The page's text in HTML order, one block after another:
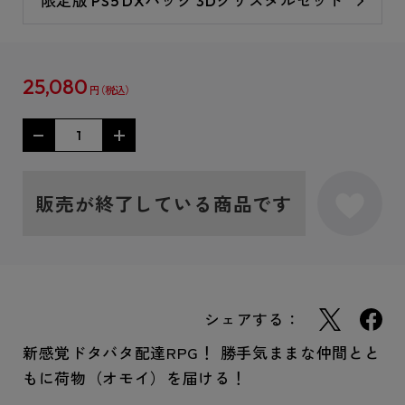
25,080 円
販売が終了している商品です
シェアする：
新感覚ドタバタ配達RPG！ 勝手気ままな仲間とと
もに荷物（オモイ）を届ける！